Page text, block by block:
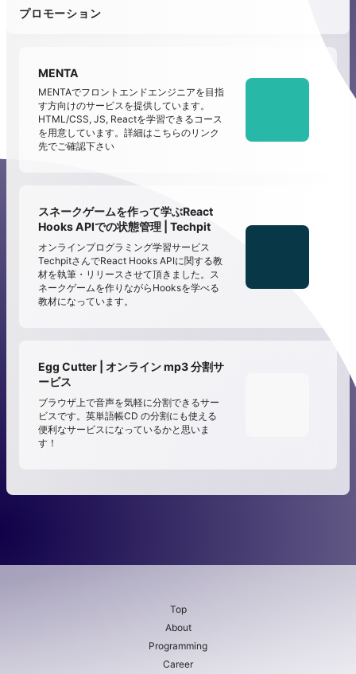
プロモーション
MENTA
MENTAでフロントエンドエンジニアを目指
す方向けのサービスを提供しています。
HTML/CSS, JS, Reactを学習できるコース
を用意しています。詳細はこちらのリンク
先でご確認下さい
スネークゲームを作って学ぶReact
Hooks APIでの状態管理 | Techpit
オンラインプログラミング学習サービス
TechpitさんでReact Hooks APIに関する教
材を執筆・リリースさせて頂きました。ス
ネークゲームを作りながらHooksを学べる
教材になっています。
Egg Cutter | オンライン mp3 分割サ
ービス
ブラウザ上で音声を気軽に分割できるサー
ビスです。英単語帳CD の分割にも使える
便利なサービスになっているかと思いま
す！
Top
About
Programming
Career